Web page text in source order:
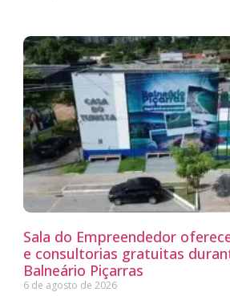
Sala do Empreendedor
e consultorias gratuitas
Balneário Piçarras
6 de agosto de 2026